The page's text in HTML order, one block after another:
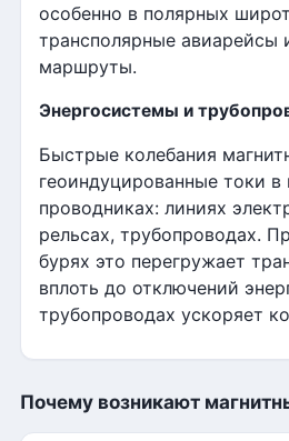
особенно в полярных
трансполярные авиарейсы
маршруты.
Энергосистемы и
Быстрые колебания
геоиндуцированные токи
проводниках: линиях
рельсах, трубопроводах.
бурях это перегружает
вплоть до отключений
трубопроводах ускоряет
Почему возникают